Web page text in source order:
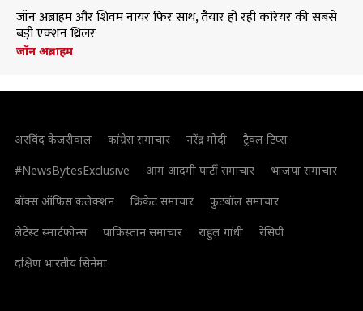
जॉन अब्राहम और शिवम नायर फिर साथ, तैयार हो रही करियर की सबसे
बड़ी एक्शन थ्रिलर
जॉन अब्राहम
अरविंद केजरीवाल कांग्रेस समाचार नरेंद्र मोदी
ट्रैवल टिप्स
#NewsBytesExclusive
आम आदमी पार्टी समाचार
भाजपा समाचार
बॉक्स ऑफिस कलेक्शन
क्रिकेट समाचार
फुटबॉल समाचार
लेटेस्ट स्मार्टफोन्स
पाकिस्तान समाचार राहुल गांधी
रेसिपी
दक्षिण भारतीय सिनेमा